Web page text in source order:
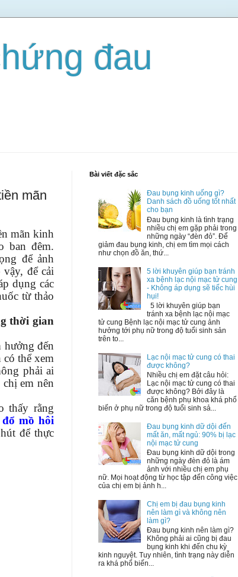
đau
mãn
mãn kinh
ban đêm.
để ảnh
vậy, để cải
dụng các
từ thảo
thời gian
hưởng đến
thể xem
phải ai
em nên
thấy rằng
đổ mồ hôi
để thực
Bài viết đặc sắc
Đau bụng kinh uống gì?
Danh sách đồ uống tốt nhất
cho bạn
Đau bụng kinh là tình trạng
nhiều chị em gặp phải trong
những ngày “đèn đỏ”. Để
giảm đau bụng kinh, chị em tìm mọi cách
như chọn đồ ăn, thứ...
5 lời khuyên giúp bạn tránh
xa bệnh lạc nội mạc tử cung
- Không áp dụng sẽ tiếc hùi
hụi!
5 lời khuyên giúp bạn
tránh xa bệnh lạc nội mạc
tử cung Bệnh lạc nội mạc tử cung ảnh
hưởng tới phụ nữ trong độ tuổi sinh sản
trên to...
Lạc nội mạc tử cung có thai
được không?
Nhiều chị em đặt câu hỏi:
Lạc nội mạc tử cung có thai
được không? Bởi đây là
căn bệnh phụ khoa khá phổ
biến ở phụ nữ trong độ tuổi sinh sả...
Đau bụng kinh dữ dội đến
mất ăn, mất ngủ: 90% bị lạc
nội mạc tử cung
Đau bụng kinh dữ dội trong
những ngày đèn đỏ là ám
ảnh với nhiều chị em phụ
nữ. Mọi hoạt động từ học tập đến công việc
của chị em bị ảnh h...
Chị em bị đau bụng kinh
nên làm gì và không nên
làm gì?
Đau bụng kinh nên làm gì?
Không phải ai cũng bị đau
bụng kinh khi đến chu kỳ
kinh nguyệt. Tuy nhiên, tình trạng này diễn
ra khá phổ biến...